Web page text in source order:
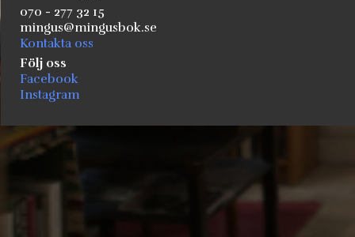
070 - 277 32 15
mingus@mingusbok.se
Kontakta oss
Följ oss
Facebook
Instagram